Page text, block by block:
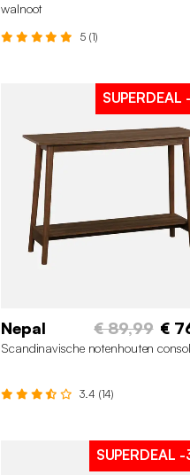
walnoot
5 (1)
SUPERDEAL
Nepal € 89,99 €
Scandinavische notenhouten
3.4 (14)
SUPERDEAL -